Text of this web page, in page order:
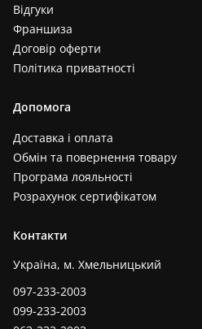
Відгуки
Франшиза
Договір оферти
Політика приватності
Допомога
Доставка і оплата
Обмін та повернення товару
Програма лояльності
Розрахунок сертифікатом
Контакти
Україна, м. Хмельницький
097-233-2003
099-233-2003